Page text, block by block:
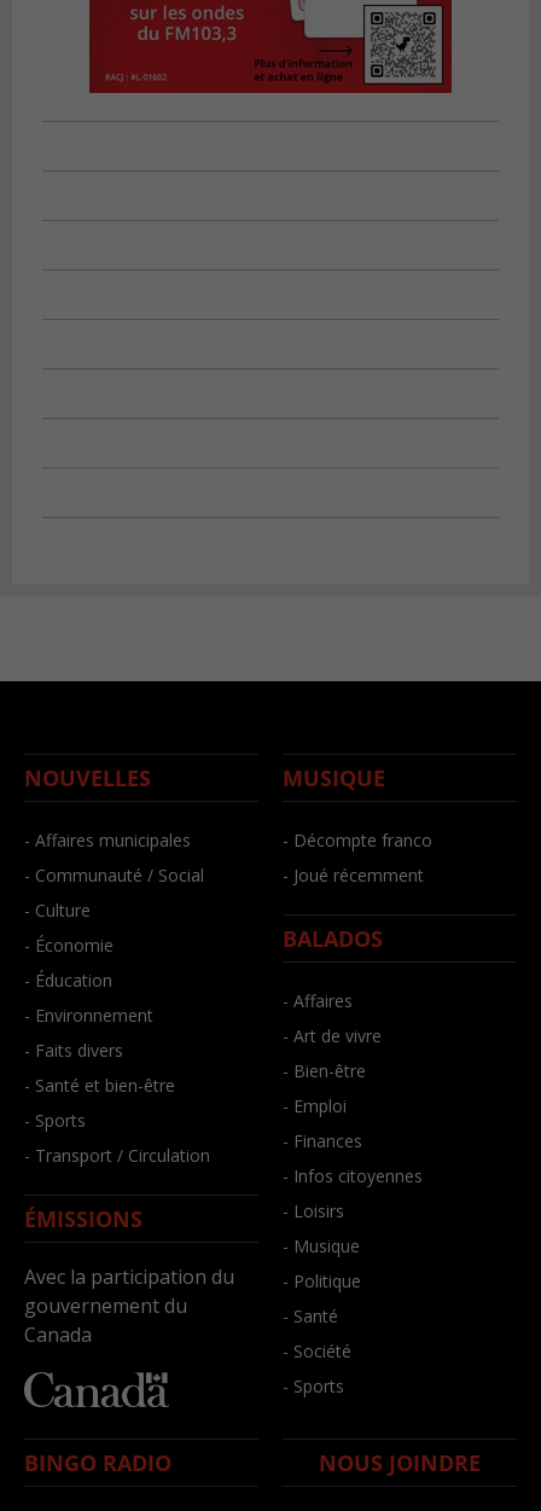
NOUVELLES
- Affaires municipales
- Communauté / Social
- Culture
- Économie
- Éducation
- Environnement
- Faits divers
- Santé et bien-être
- Sports
- Transport / Circulation
ÉMISSIONS
Avec la participation du
gouvernement du
Canada
MUSIQUE
- Décompte franco
- Joué récemment
BALADOS
- Affaires
- Art de vivre
- Bien-être
- Emploi
- Finances
- Infos citoyennes
- Loisirs
- Musique
- Politique
- Santé
- Société
- Sports
BINGO RADIO NOUS JOINDRE